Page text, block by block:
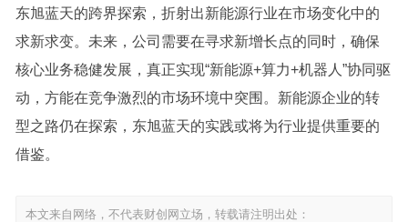
东旭蓝天的跨界探索，折射出新能源行业在市场变化中的
求新求变。未来，公司需要在寻求新增长点的同时，确保
核心业务稳健发展，真正实现“新能源+算力+机器人”协同驱
动，方能在竞争激烈的市场环境中突围。新能源企业的转
型之路仍在探索，东旭蓝天的实践或将为行业提供重要的
借鉴。
本文来自网络，不代表财创网立场，转载请注明出处：